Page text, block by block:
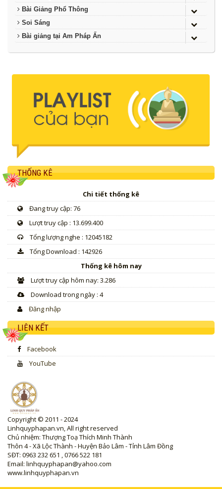
Bài Giảng Phổ Thông
Soi Sáng
Bài giảng tại Am Pháp Ấn
THỐNG KÊ
Chi tiết thống kê
Đang truy cập: 76
Lượt truy cập : 13.699.400
Tổng lượng nghe : 12045182
Tổng Download : 142926
Thống kê hôm nay
Lượt truy cập hôm nay: 3.286
Download trong ngày : 4
Đăng nhập
LIÊN KẾT
Facebook
YouTube
Copyright © 2011 - 2024
Linhquyphapan.vn, All right reserved
Chủ nhiệm: Thượng Toạ Thích Minh Thành
Thôn 4 - Xã Lộc Thành - Huyện Bảo Lâm - Tỉnh Lâm Đồng
SĐT: 0963 232 651 , 0766 522 181
Email: linhquyphapan@yahoo.com
www.linhquyphapan.vn